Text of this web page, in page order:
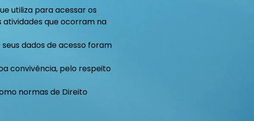
utiliza para acessar os
atividades que ocorram na
dados de acesso foram
convivência, pelo respeito
normas de Direito